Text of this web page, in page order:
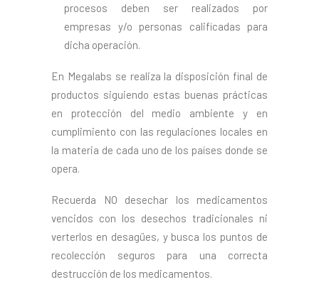
procesos deben ser realizados por
empresas y/o personas calificadas para
dicha operación.
En Megalabs se realiza la disposición final de
productos siguiendo estas buenas prácticas
en protección del medio ambiente y en
cumplimiento con las regulaciones locales en
la materia de cada uno de los países donde se
opera.
Recuerda NO desechar los medicamentos
vencidos con los desechos tradicionales ni
verterlos en desagües, y busca los puntos de
recolección seguros para una correcta
destrucción de los medicamentos.